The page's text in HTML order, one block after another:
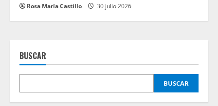
Rosa María Castillo 30 julio 2026
BUSCAR
BUSCAR